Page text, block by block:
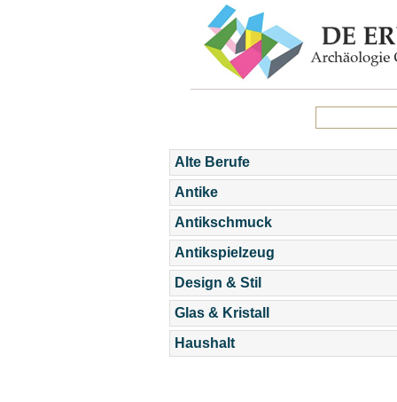
Alte Berufe
Antike
Antikschmuck
Antikspielzeug
Design & Stil
Glas & Kristall
Haushalt